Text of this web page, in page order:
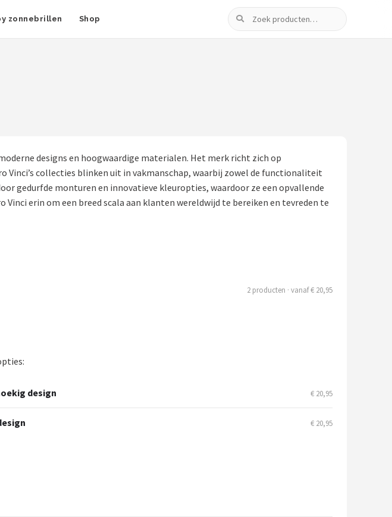
zonnebrillen Shop
Zoeken
designs en hoogwaardige materialen. Het merk richt zich op
Vinci’s collecties blinken uit in vakmanschap, waarbij zowel de functionaliteit
gedurfde monturen en innovatieve kleuropties, waardoor ze een opvallende
erin om een breed scala aan klanten wereldwijd te bereiken en tevreden te
2 producten · vanaf € 20,95
design € 20,95
€ 20,95